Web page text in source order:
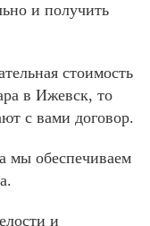
и получить
стоимость
в Ижевск, то
с вами договор.
мы обеспечиваем
и